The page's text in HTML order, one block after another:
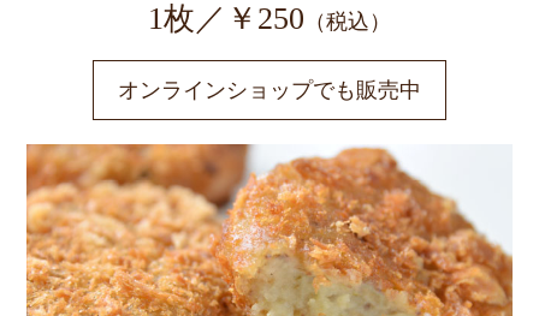
1枚／￥250 （税込）
オンラインショップでも販売中